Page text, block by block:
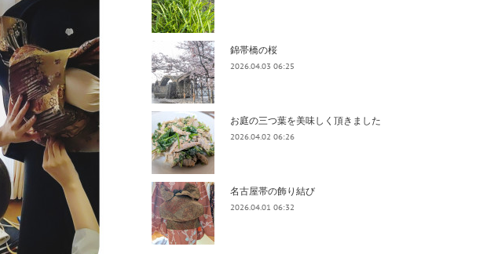
錦帯橋の桜
2026.04.03 06:25
お庭の三つ葉を美味しく頂きました
2026.04.02 06:26
名古屋帯の飾り結び
2026.04.01 06:32